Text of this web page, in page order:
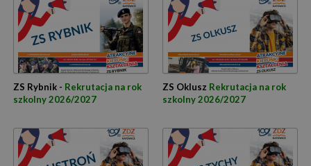
ZS Rybnik - Rekrutacja na rok
szkolny 2026/2027
ZS Oklusz Rekrutacja na rok
szkolny 2026/2027